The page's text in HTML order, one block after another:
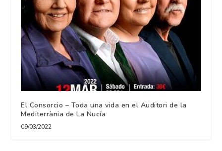
El Consorcio – Toda una vida en el Auditori de la
Mediterrània de La Nucía
09/03/2022